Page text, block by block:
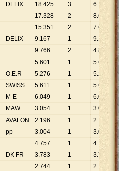
DELIX 18.425 3 6.
17.328 2 8.664
15.351 2 7.676
DELIX 9.167 1 9.
9.766 2 4.883
5.601 1 5.601
O.E.R 5.276 1 5.276
SWISS 5.611 1 5.611
M-E- 6.049 1 6.049
MAW 3.054 1 3.054
AVALON 2.196 1 2.
pp 3.004 1 3.004
4.757 1 4.757
DK FR 3.783 1 3.783
2.744 1 2.744